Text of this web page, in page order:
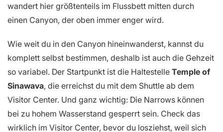
wandert hier größtenteils im Flussbett mitten durch
einen Canyon, der oben immer enger wird.
Wie weit du in den Canyon hineinwanderst, kannst du
komplett selbst bestimmen, deshalb ist auch die Gehzeit
so variabel. Der Startpunkt ist die Haltestelle Temple of
Sinawava, die erreichst du mit dem Shuttle ab dem
Visitor Center. Und ganz wichtig: Die Narrows können
bei zu hohem Wasserstand gesperrt sein. Check das
wirklich im Visitor Center, bevor du losziehst, weil sich